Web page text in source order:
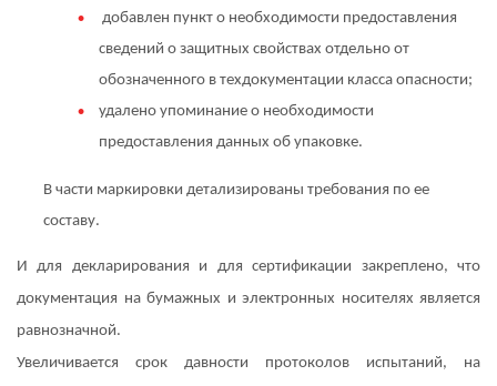
добавлен пункт о необходимости предоставления
сведений о защитных свойствах отдельно от
обозначенного в техдокументации класса опасности;
удалено упоминание о необходимости
предоставления данных об упаковке.
В части маркировки детализированы требования по ее
составу.
И для декларирования и для сертификации закреплено, что
документация на бумажных и электронных носителях является
равнозначной.
Увеличивается срок давности протоколов испытаний, на